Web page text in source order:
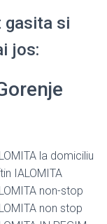
gasita si
jos:
la domiciliu
IALOMITA
non-stop
non stop